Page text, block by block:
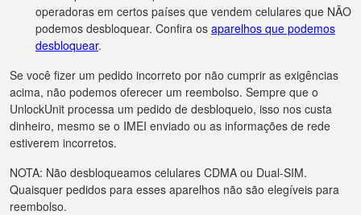
operadoras em certos países que vendem celulares que NÃO
podemos desbloquear. Confira os aparelhos que podemos
desbloquear.
Se você fizer um pedido incorreto por não cumprir as exigências
acima, não podemos oferecer um reembolso. Sempre que o
UnlockUnit processa um pedido de desbloqueio, isso nos custa
dinheiro, mesmo se o IMEI enviado ou as informações de rede
estiverem incorretos.
NOTA: Não desbloqueamos celulares CDMA ou Dual-SIM.
Quaisquer pedidos para esses aparelhos não são elegíveis para
reembolso.